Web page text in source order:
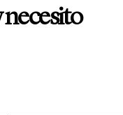
necesito